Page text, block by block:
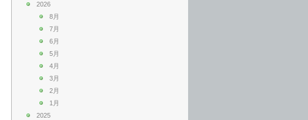
2026
8月
7月
6月
5月
4月
3月
2月
1月
2025